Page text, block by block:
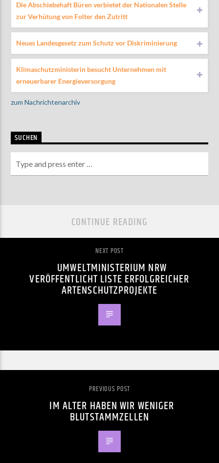
Die Abschiebehaft Büren verbietet der Nationalen Stelle
zur Verhütung von Folter den Zutritt
Neues Landesgesetz zum Schutz vor Diskriminierung
Klimaschutzministerin besucht Unternehmen mit
erneuerbarer Energieversorgung
zum Nachrichtenarchiv
SUCHEN
CONTINUE READING
NEXT POST
UMWELTMINISTERIUM NRW
VERÖFFENTLICHT LISTE ERFOLGREICHER
ARTENSCHUTZPROJEKTE
PREVIOUS POST
IM ALTER HABEN WIR WENIGER
BLUTSTAMMZELLEN